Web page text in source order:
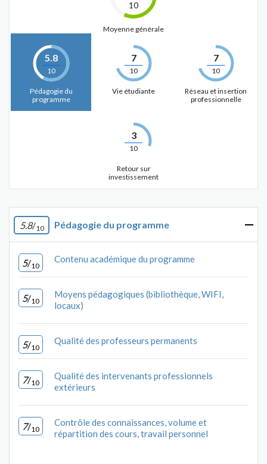
10
Moyenne générale
5.8
10
Pédagogie du
programme
7
10
Vie étudiante
7
10
Réseau et insertion
professionnelle
3
10
Retour sur
investissement
5.8/10 Pédagogie du programme
5/10
Contenu académique du programme
5/10
Moyens pédagogiques (bibliothèque, WIFI,
locaux)
5/10
Qualité des professeurs permanents
7/10
Qualité des intervenants professionnels
extérieurs
7/10
Contrôle des connaissances, volume et
répartition des cours, travail personnel